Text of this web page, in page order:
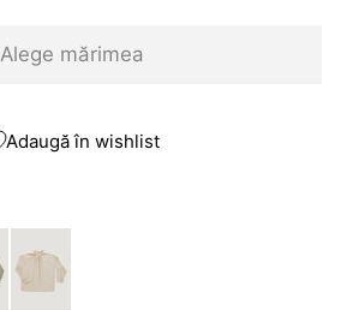
Alege mărimea
Adaugă în wishlist